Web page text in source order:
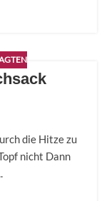
die Hitze zu
nicht Dann